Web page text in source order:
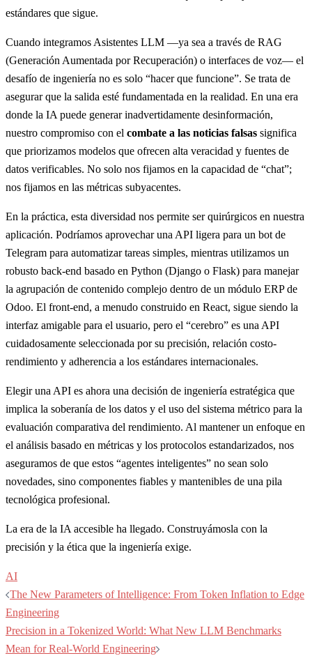
estándares que sigue.
Cuando integramos Asistentes LLM —ya sea a través de RAG
(Generación Aumentada por Recuperación) o interfaces de voz— el
desafío de ingeniería no es solo “hacer que funcione”. Se trata de
asegurar que la salida esté fundamentada en la realidad. En una era
donde la IA puede generar inadvertidamente desinformación,
nuestro compromiso con el combate a las noticias falsas significa
que priorizamos modelos que ofrecen alta veracidad y fuentes de
datos verificables. No solo nos fijamos en la capacidad de “chat”;
nos fijamos en las métricas subyacentes.
En la práctica, esta diversidad nos permite ser quirúrgicos en nuestra
aplicación. Podríamos aprovechar una API ligera para un bot de
Telegram para automatizar tareas simples, mientras utilizamos un
robusto back-end basado en Python (Django o Flask) para manejar
la agrupación de contenido complejo dentro de un módulo ERP de
Odoo. El front-end, a menudo construido en React, sigue siendo la
interfaz amigable para el usuario, pero el “cerebro” es una API
cuidadosamente seleccionada por su precisión, relación costo-
rendimiento y adherencia a los estándares internacionales.
Elegir una API es ahora una decisión de ingeniería estratégica que
implica la soberanía de los datos y el uso del sistema métrico para la
evaluación comparativa del rendimiento. Al mantener un enfoque en
el análisis basado en métricas y los protocolos estandarizados, nos
aseguramos de que estos “agentes inteligentes” no sean solo
novedades, sino componentes fiables y mantenibles de una pila
tecnológica profesional.
La era de la IA accesible ha llegado. Construyámosla con la
precisión y la ética que la ingeniería exige.
AI
Post
navigation
The New Parameters of Intelligence: From Token Inflation to Edge
Engineering
Precision in a Tokenized World: What New LLM Benchmarks
Mean for Real-World Engineering